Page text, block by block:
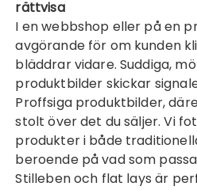
rättvisa
I en webbshop eller på en
avgörande för om kunden
bläddrar vidare. Suddiga,
produktbilder skickar
Proffsiga produktbilder,
stolt över det du säljer. Vi
produkter i både
beroende på vad som
Stilleben och flat lays är